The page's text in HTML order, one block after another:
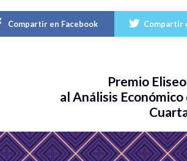
Compartir en Facebook Compartir
Premio
al Análisis